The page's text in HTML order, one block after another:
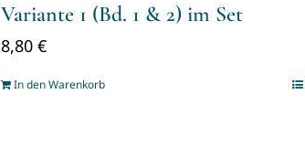
Variante 1 (Bd. 1 & 2) im Set
8,80€
In den Warenkorb